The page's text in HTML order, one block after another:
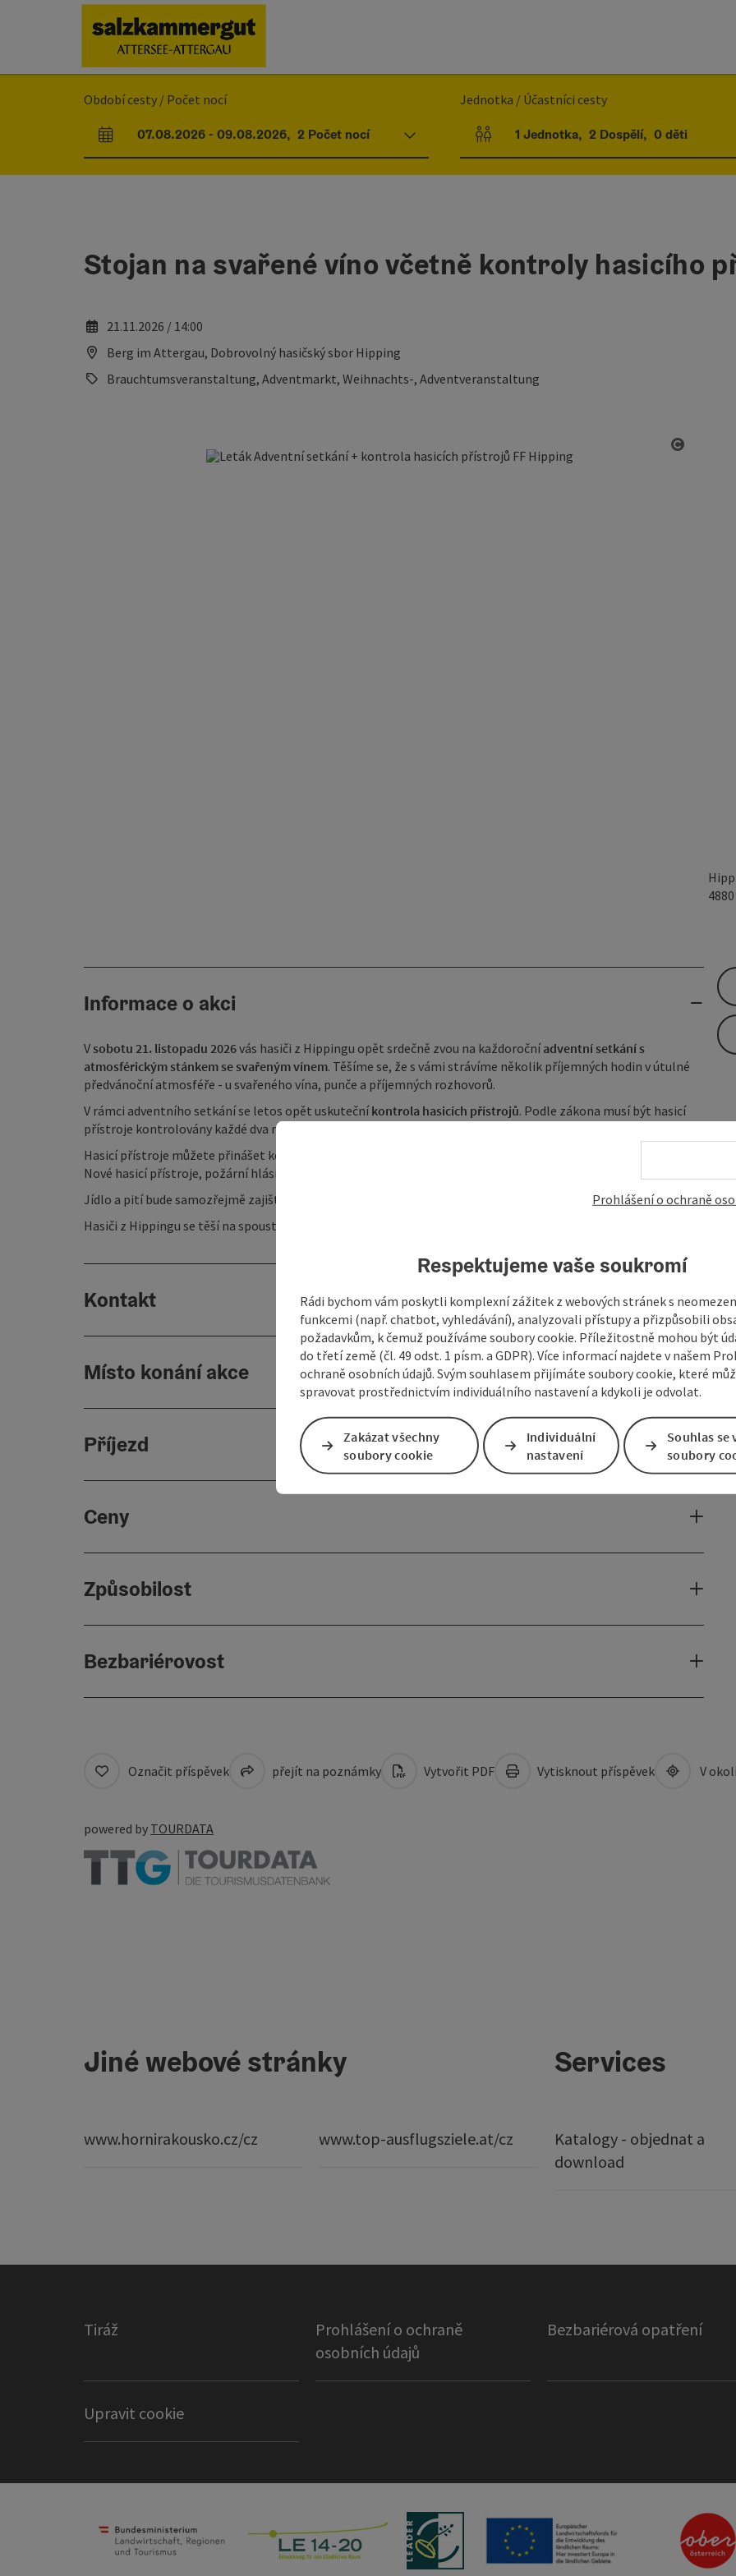
Začátek stránky [2]
[5]
Pokyny k používání webové stránky
[7]
Období cesty / Počet nocí
Pole příjezdu a odjezdu
07.08.2026- 09.08.2026, 2 Počet nocí
Jednotka / Účastníci cesty
Počet jednotek a polí pro osoby
1 Jednotka, 2 Dospělí, 0 děti
Stojan na svařené víno včetně kontroly hasicího
21.11.2026 / 14:00
Berg im Attergau, Dobrovolný hasičský sbor Hipping
Brauchtumsveranstaltung, Adventmarkt, Weihnachts-, Adventveranstaltung
4880
Informace o akci
V sobotu 21. listopadu 2026vás hasiči z Hippingu opět srdečně zvou na každoročníadventní setkání s
atmosférickým stánkem se svařeným vínem. Těšíme se, že s vámi strávíme několik příjemných hodin v útulné
předvánoční atmosféře - u svařeného vína, punče a příjemných rozhovorů.
V rámci adventního setkání se letos opět uskutečníkontrola hasicích přístrojů. Podle zákona musí být hasicí
přístroje kontrolovány každé dva roky kvalifikovanou osobou.
Hasicí přístroje můžete přinášet ke kontrole od
Nové hasicí přístroje, požární hlásiče a další předměty požární ochrany lze také zakoupit.
Jídlo a pití bude samozřejmě zajištěno.
Hasiči z Hippingu se těší na spoustu návštěvníků a atmosférické adventní odpoledne! 🎄🔥
Kontakt
Místo konání akce
Příjezd
Ceny
Způsobilost
Bezbariérovost
Označit příspěvek přejít na poznámky Vytvořit PDF Vytisknout příspěvek V
powered by TOURDATA
Jiné webové stránky
www.hornirakousko.cz/cz www.top-ausflugsziele.at/cz
Services
Katalogy - objednat a
download
Tiráž
Prohlášení o ochraně
osobních údajů
Bezbariérová opatření
Upravit cookie
Prohlášení o ochraně
Respektujeme vaše soukromí
Rádi bychom vám poskytli komplexní zážitek z webových stránek s
funkcemi (např. chatbot, vyhledávání), analyzovali přístupy a přizpůsobili
požadavkům, k čemuž používáme soubory cookie. Příležitostně mohou být
do třetí země (čl. 49 odst. 1 písm. a GDPR). Více informací najdete v našem
ochraně osobních údajů. Svým souhlasem přijímáte soubory cookie, které
spravovat prostřednictvím individuálního nastavení a kdykoli je odvolat.
Zakázat všechny
soubory cookie
Individuální
nastavení
Souhlas se
soubory